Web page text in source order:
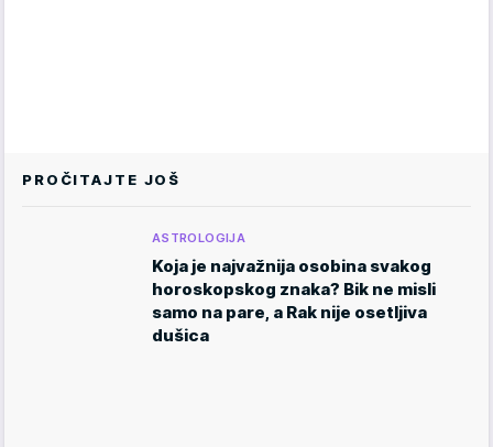
PROČITAJTE JOŠ
ASTROLOGIJA
Koja je najvažnija osobina svakog
horoskopskog znaka? Bik ne misli
samo na pare, a Rak nije osetljiva
dušica